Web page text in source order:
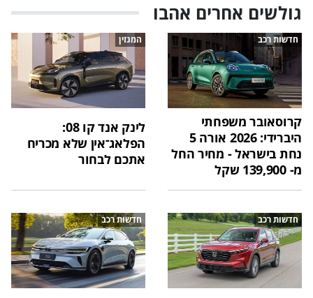
גולשים אחרים אהבו
חדשות רכב
קרוסאובר משפחתי
היברידי: 2026 אורה 5
נחת בישראל - מחיר החל
מ- 139,900 שקל
המגזין
לינק אנד קו 08:
הפלאג־אין שלא מכריח
אתכם לבחור
חדשות רכב חדשות רכב